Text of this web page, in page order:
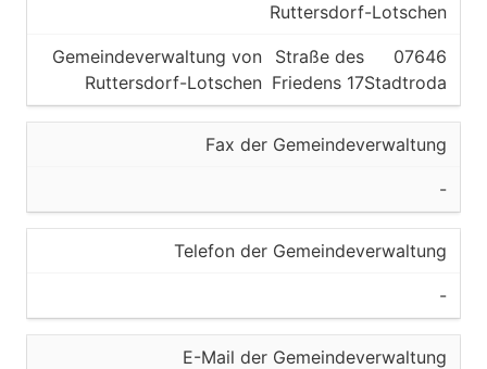
Ruttersdorf-Lotschen
Gemeindeverwaltung von
Ruttersdorf-Lotschen
Straße des
Friedens 17
07646
Stadtroda
Fax der Gemeindeverwaltung
-
Telefon der Gemeindeverwaltung
-
E-Mail der Gemeindeverwaltung